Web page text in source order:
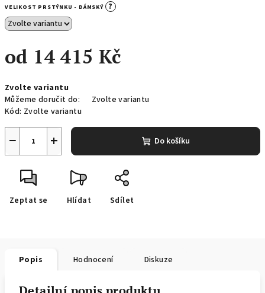
VELIKOST PRSTÝNKU - DÁMSKÝ ?
od 14 415 Kč
cena:
Zvolte variantu
Můžeme doručit do:
Zvolte variantu
Kód: Zvolte variantu
+
− Do košíku
Zeptat se Hlídat Sdílet
Popis Hodnocení Diskuze